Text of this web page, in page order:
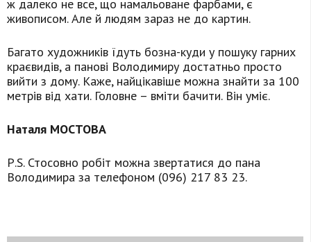
ж далеко не все, що намальоване фарбами, є
живописом. Але й людям зараз не до картин.
Багато художників їдуть бозна-куди у пошуку гарних
краєвидів, а панові Володимиру достатньо просто
вийти з дому. Каже, найцікавіше можна знайти за 100
метрів від хати. Головне – вміти бачити. Він уміє.
Наталя МОСТОВА
Р.S. Стосовно робіт можна звертатися до пана
Володимира за телефоном (096) 217 83 23.